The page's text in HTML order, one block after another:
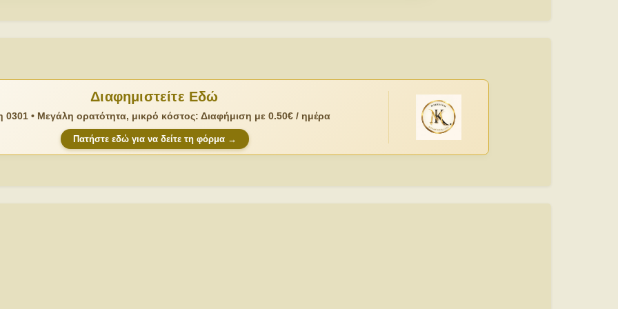
Διαφημιστείτε Εδώ
0301 • Μεγάλη ορατότητα, μικρό κόστος: Διαφήμιση με 0.50€ / ημέρα
Πατήστε εδώ για να δείτε τη φόρμα →